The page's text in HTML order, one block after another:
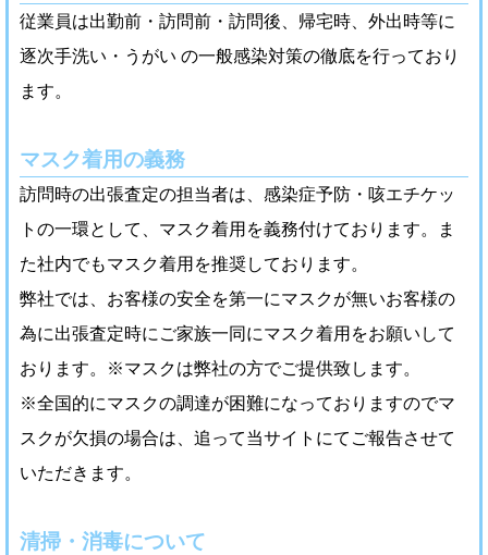
従業員は出勤前・訪問前・訪問後、帰宅時、外出時等に
逐次手洗い・うがい の一般感染対策の徹底を行っており
ます。
マスク着用の義務
訪問時の出張査定の担当者は、感染症予防・咳エチケッ
トの一環として、マスク着用を義務付けております。ま
た社内でもマスク着用を推奨しております。
弊社では、お客様の安全を第一にマスクが無いお客様の
為に出張査定時にご家族一同にマスク着用をお願いして
おります。※マスクは弊社の方でご提供致します。
※全国的にマスクの調達が困難になっておりますのでマ
スクが欠損の場合は、追って当サイトにてご報告させて
いただきます。
清掃・消毒について